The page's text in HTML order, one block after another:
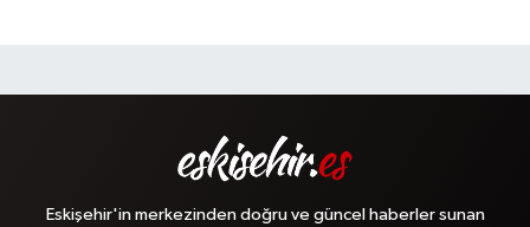
Eskişehir'in merkezinden doğru ve güncel haberler sunan